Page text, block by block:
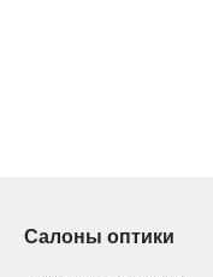
Салоны оптики